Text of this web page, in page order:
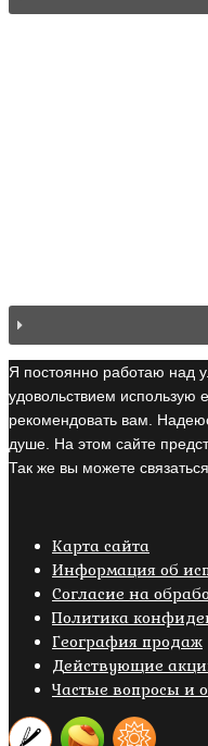
Я постоянно работаю над
удовольствием использую
рекомендовать вам.
душе. На этом сайте
Так же вы можете
Карта сайта
Информация об
Cогласие на
Политика
География продаж
Действующие
Частые вопросы и